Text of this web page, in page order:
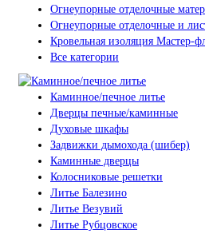
Огнеупорные отделочные
Огнеупорные отделочные и
Кровельная изоляция Мастер-
Все категории
Каминное/печное литье
Дверцы печные/каминные
Духовые шкафы
Задвижки дымохода (шибер)
Каминные дверцы
Колосниковые решетки
Литье Балезино
Литье Везувий
Литье Рубцовское